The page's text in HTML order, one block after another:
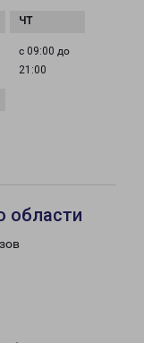
с 09:00 до
21:00
области